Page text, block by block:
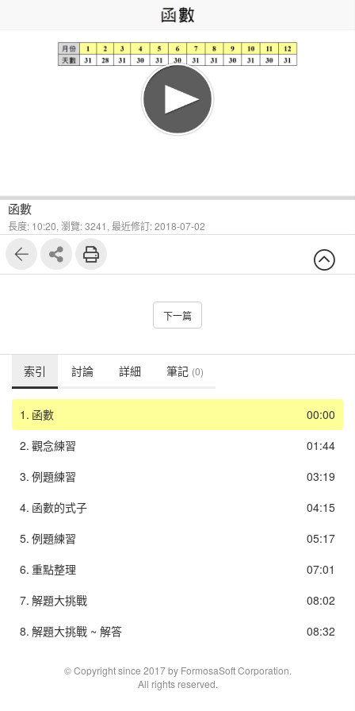
函數
長度: 10:20, 瀏覽: 3241, 最近修訂: 2018-07-02
下一篇
索引 討論 詳細 筆記 (0)
00:00
1. 函數
01:44
2. 觀念練習
03:19
3. 例題練習
04:15
4. 函數的式子
05:17
5. 例題練習
07:01
6. 重點整理
08:02
7. 解題大挑戰
08:32
8. 解題大挑戰 ~ 解答
© Copyright since 2017 by FormosaSoft Corporation.
All rights reserved.